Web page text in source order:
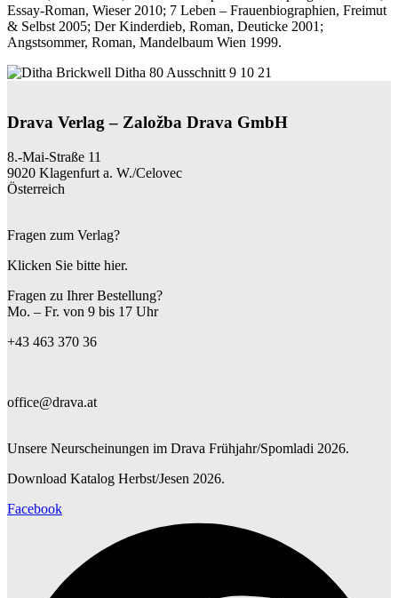
Essay-Roman, Wieser 2010; 7 Leben – Frauenbiographien, Freimut
& Selbst 2005; Der Kinderdieb, Roman, Deuticke 2001;
Angstsommer, Roman, Mandelbaum Wien 1999.
Drava Verlag – Založba Drava GmbH
8.-Mai-Straße 11
9020 Klagenfurt a. W./Celovec
Österreich
Fragen zum Verlag?
Klicken Sie bitte hier.
Fragen zu Ihrer Bestellung?
Mo. – Fr. von 9 bis 17 Uhr
+43 463 370 36
office@drava.at
Unsere Neurscheinungen im Drava Frühjahr/Spomladi 2026.
Download Katalog Herbst/Jesen 2026.
Facebook